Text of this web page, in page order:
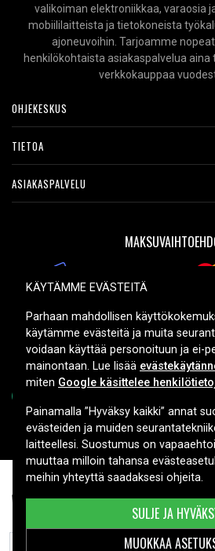
KR113, ,
LISÄÄ
valikoiman elektroniikkaa, varaosia
mobiililaitteista ja tietokoneista
ajoneuvoihin. Tarjoamme
henkilökohtaista asiakaspalvelua
verkkokauppaa
OHJEKESKUS
TIETOA
ASIAKASPALVELU
Copyright © 2026,
KÄYTÄMME EVÄSTEITÄ
Parhaan mahdollisen
käytämme evästeitä ja muita
voidaan käyttää personoituun ja ei-
mainontaan. Lue lisää
miten Google käsittelee
Painamalla ”Hyväksy kaikki” annat
evästeiden ja muiden
laitteellesi. Suostumus on
muuttaa milloin tahansa
meihin yhteyttä saadaksesi ohjeita.
MUOKKAA
SULJE JA